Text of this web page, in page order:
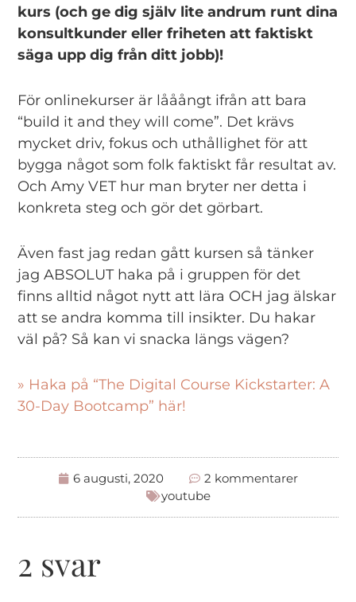
kurs (och ge dig själv lite andrum runt dina
konsultkunder eller friheten att faktiskt
säga upp dig från ditt jobb)!
För onlinekurser är lååångt ifrån att bara
“build it and they will come”. Det krävs
mycket driv, fokus och uthållighet för att
bygga något som folk faktiskt får resultat av.
Och Amy VET hur man bryter ner detta i
konkreta steg och gör det görbart.
Även fast jag redan gått kursen så tänker
jag ABSOLUT haka på i gruppen för det
finns alltid något nytt att lära OCH jag älskar
att se andra komma till insikter. Du hakar
väl på? Så kan vi snacka längs vägen?
» Haka på “The Digital Course Kickstarter: A
30-Day Bootcamp” här!
6 augusti, 2020
2 kommentarer
youtube
2 svar